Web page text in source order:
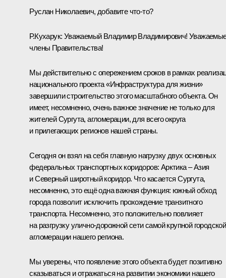
Руслан Николаевич, добавите что-то?
Р.Кухарук: Уважаемый Владимир Владимирович!
члены Правительства!
Мы действительно с опережением сроков в рамках
национального проекта «Инфраструктура для жизни»
завершили строительство этого масштабного объекта. Он
имеет, несомненно, очень важное значение не только для
жителей Сургута, агломерации, для всего округа
и прилегающих регионов нашей страны.
Сегодня он взял на себя главную нагрузку двух основных
федеральных транспортных коридоров: Арктика – Азия
и Северный широтный коридор. Что касается Сургута,
несомненно, это ещё одна важная функция: южный обход
города позволит исключить прохождение транзитного
транспорта. Несомненно, это положительно повлияет
на разгрузку улично-дорожной сети самой крупной городской
агломерации нашего региона.
Мы уверены, что появление этого объекта будет позитивно
сказываться и отражаться на развитии экономики нашего